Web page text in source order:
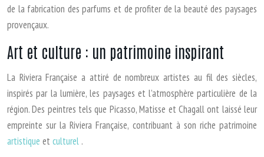
de la fabrication des parfums et de profiter de la beauté des paysages
provençaux.
Art et culture : un patrimoine inspirant
La Riviera Française a attiré de nombreux artistes au fil des siècles,
inspirés par la lumière, les paysages et l’atmosphère particulière de la
région. Des peintres tels que Picasso, Matisse et Chagall ont laissé leur
empreinte sur la Riviera Française, contribuant à son riche patrimoine
artistique et culturel .